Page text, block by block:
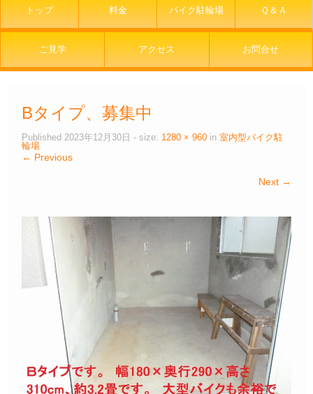
トップ 料金 バイク駐輪場 Ｑ＆Ａ
ご見学 アクセス お問合せ
Bタイプ、募集中
Published 2023年12月30日 - size: 1280 × 960 in 室内型バイク駐
輪場
← Previous
Next →